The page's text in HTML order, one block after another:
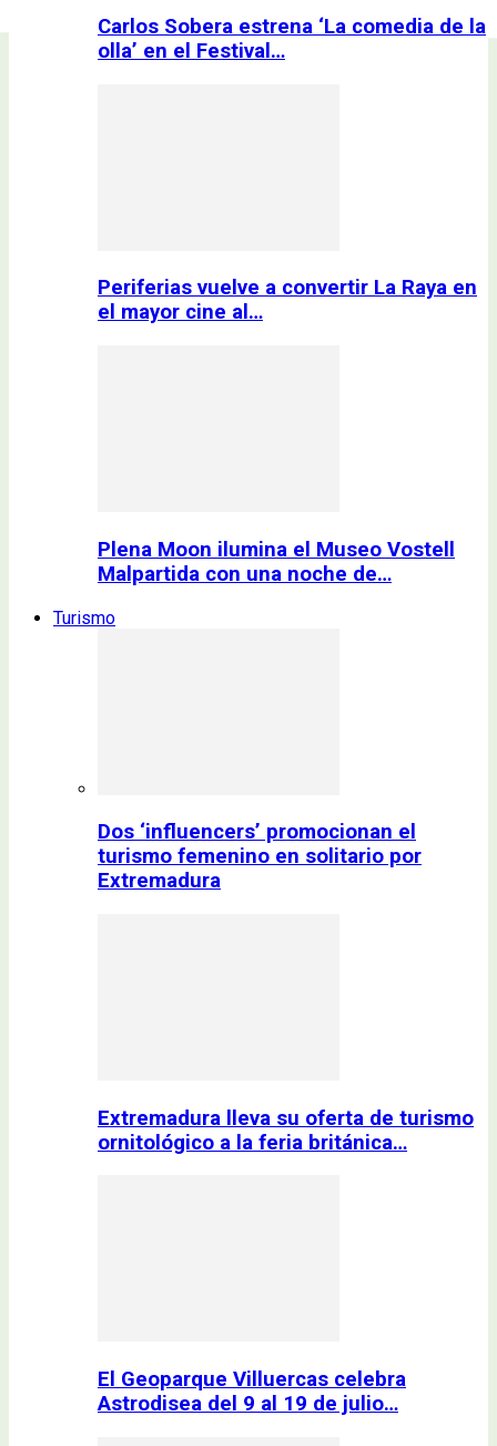
Carlos Sobera estrena ‘La comedia de la
olla’ en el Festival…
Periferias vuelve a convertir La Raya en
el mayor cine al…
Plena Moon ilumina el Museo Vostell
Malpartida con una noche de…
Turismo
Dos ‘influencers’ promocionan el
turismo femenino en solitario por
Extremadura
Extremadura lleva su oferta de turismo
ornitológico a la feria británica…
El Geoparque Villuercas celebra
Astrodisea del 9 al 19 de julio…